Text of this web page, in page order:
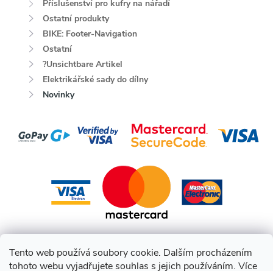
Tento web používá soubory cookie. Dalším procházením
tohoto webu vyjadřujete souhlas s jejich používáním. Více
Příslušenství pro kufry na nářadí
Ostatní produkty
BIKE: Footer-Navigation
Ostatní
?Unsichtbare Artikel
Elektrikářské sady do dílny
Novinky